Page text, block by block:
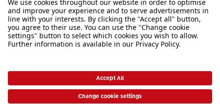
Sortiment
Inspiration
Bei Fragen zu Produkten oder der Bestellung können Sie uns gerne von